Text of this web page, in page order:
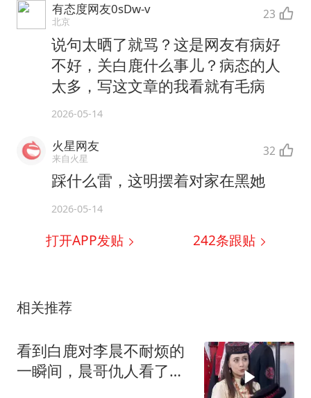
有态度网友0sDw-v
北京 23
说句太晒了就骂？这是网友有病好
不好，关白鹿什么事儿？病态的人
太多，写这文章的我看就有毛病
2026-05-14
火星网友
来自火星 32
踩什么雷，这明摆着对家在黑她
2026-05-14
打开APP发贴 242条跟贴
相关推荐
看到白鹿对李晨不耐烦的
一瞬间，晨哥仇人看了都